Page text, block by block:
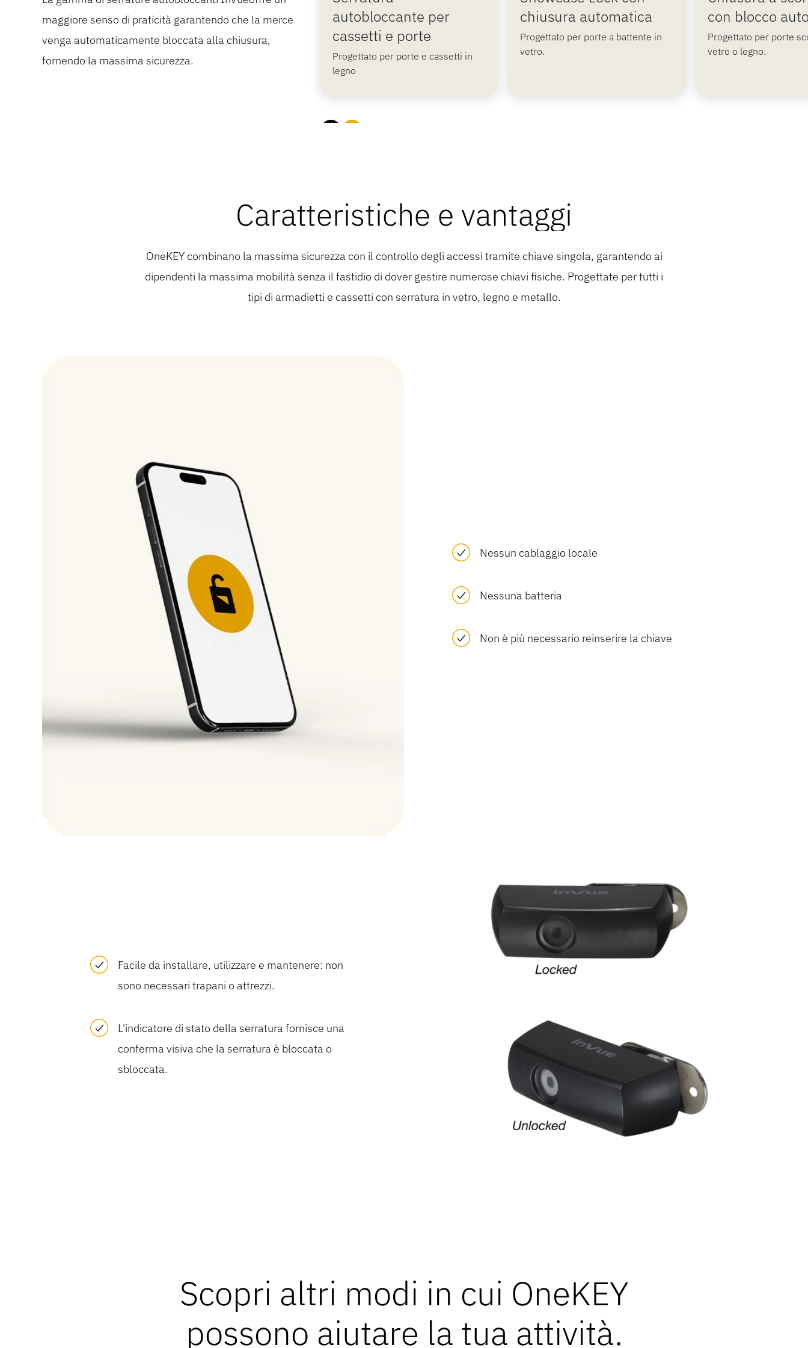
maggiore senso di praticità garantendo che la merce
venga automaticamente bloccata alla chiusura,
fornendo la massima sicurezza.
autobloccante per
cassetti e porte
Progettato per porte e cassetti in
legno
chiusura automatica
Progettato per porte a battente in
vetro.
con blocco
Progettato per porte
vetro o legno.
maggiore semplicità.
Una serratura versatile per ante a
battente e cassetti.
Progettato per porte scorrevoli in
vetro e legno.
Sicurezza facile e
porte scorrevoli in
Caratteristiche e vantaggi
OneKEY combinano la massima sicurezza con il controllo degli accessi tramite chiave singola, garantendo ai
dipendenti la massima mobilità senza il fastidio di dover gestire numerose chiavi fisiche. Progettate per tutti i
tipi di armadietti e cassetti con serratura in vetro, legno e metallo.
Nessun cablaggio locale
Nessuna batteria
Non è più necessario reinserire la chiave
Facile da installare, utilizzare e mantenere: non
sono necessari trapani o attrezzi.
L'indicatore di stato della serratura fornisce una
conferma visiva che la serratura è bloccata o
sbloccata.
Scopri altri modi in cui OneKEY
possono aiutare la tua attività.